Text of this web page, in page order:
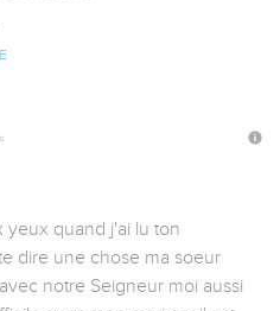
yeux quand j'ai lu ton
dire une chose ma soeur
notre Seigneur moi aussi